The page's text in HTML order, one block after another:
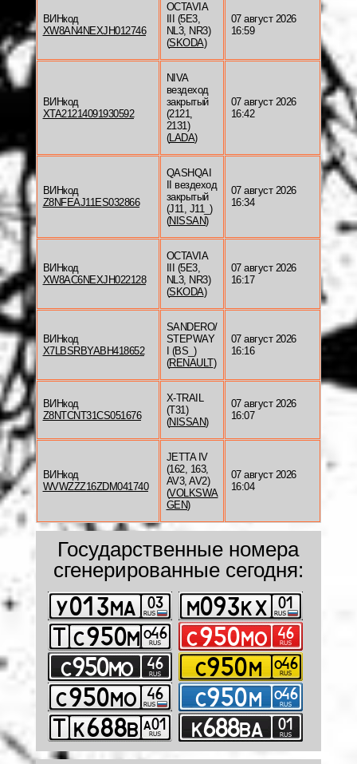
ВИНкод
XW8AN4NEXJH012746
OCTAVIA
III (5E3,
NL3, NR3)
(SKODA)
07 август 2026
16:59
ВИНкод
XTA21214091930592
NIVA
вездеход
закрытый
(2121,
2131)
(LADA)
07 август 2026
16:42
ВИНкод
Z8NFEAJ11ES032866
QASHQAI
II вездеход
закрытый
(J11, J11_)
(NISSAN)
07 август 2026
16:34
ВИНкод
XW8AC6NEXJH022128
OCTAVIA
III (5E3,
NL3, NR3)
(SKODA)
07 август 2026
16:17
ВИНкод
X7LBSRBYABH418652
SANDERO/
STEPWAY
I (BS_)
(RENAULT)
07 август 2026
16:16
ВИНкод
Z8NTCNT31CS051676
X-TRAIL
(T31)
(NISSAN)
07 август 2026
16:07
ВИНкод
WVWZZZ16ZDM041740
JETTA IV
(162, 163,
AV3, AV2)
(VOLKSWA
GEN)
07 август 2026
16:04
Государственные номера
сгенерированные сегодня: